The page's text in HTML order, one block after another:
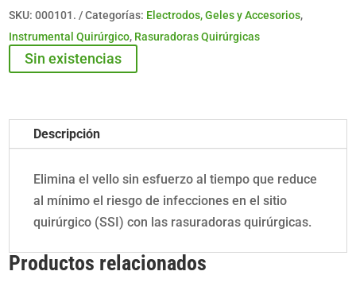
SKU: 000101. Categorías: Electrodos, Geles y Accesorios,
Instrumental Quirúrgico, Rasuradoras Quirúrgicas
Sin existencias
Descripción
Elimina el vello sin esfuerzo al tiempo que reduce
al mínimo el riesgo de infecciones en el sitio
quirúrgico (SSI) con las rasuradoras quirúrgicas.
Productos relacionados